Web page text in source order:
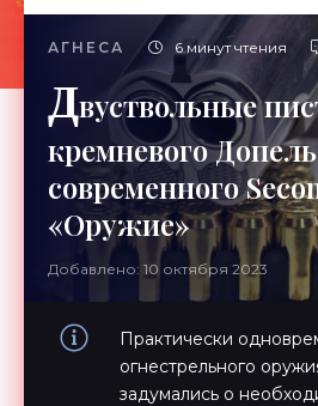
АГНЕСА 6 минут чтения
Двуствольные
кремневого
современного
«Оружие»
Добавлено: 10 октября 2023
Практически
огнестрельного
задумались о